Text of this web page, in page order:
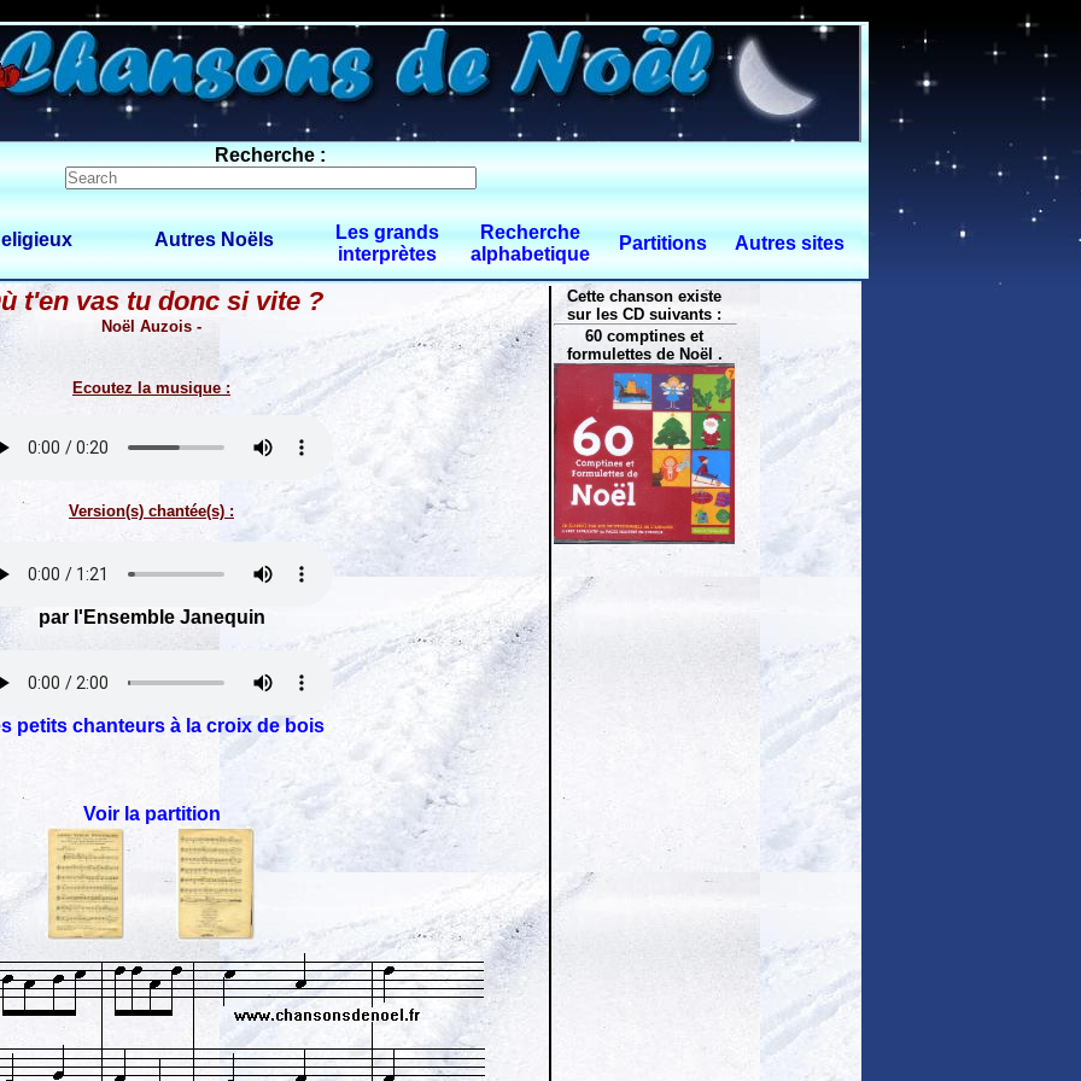
0 $limitbot 1 $limittot 2
Recherche :
Autres Noëls
Les grands
interprètes
Recherche
alphabetique
Partitions Autres sites
t'en vas tu donc si vite ?
Noël Auzois -
Ecoutez la musique :
Version(s) chantée(s) :
par l'Ensemble Janequin
petits chanteurs à la croix de bois
Voir la partition
Cette chanson existe
sur les CD suivants :
60 comptines et
formulettes de Noël .